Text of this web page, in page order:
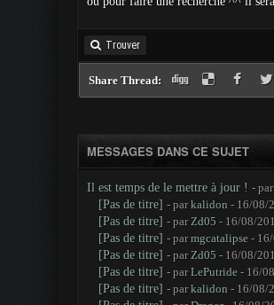
Trouver
Share Thread:
MESSAGES DANS CE SUJET
Il est temps de le mettre à jour ! - par
[Pas de titre] - parkalidon - 16/08/
[Pas de titre] - parZd05 - 16/08/
[Pas de titre] - parmgcatalipse- 16/
[Pas de titre] - parZd05 - 16/08/
[Pas de titre] - parLePutride- 16/
[Pas de titre] - parkalidon - 16/08/